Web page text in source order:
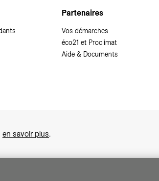
Partenaires
Vos démarches
éco21 et Proclimat
Aide & Documents
en savoir plus.